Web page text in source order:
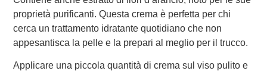
proprietà purificanti. Questa crema è perfetta per chi
cerca un trattamento idratante quotidiano che non
appesantisca la pelle e la prepari al meglio per il trucco.
Applicare una piccola quantità di crema sul viso pulito e